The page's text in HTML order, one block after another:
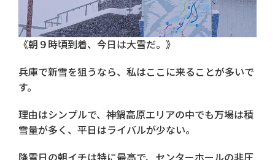
《朝９時頃到着、今日は大雪だ。》
兵庫で新雪を狙うなら、私はここに来ることが多いで
す。
理由はシンプルで、神鍋高原エリアの中でも万場は積
雪量が多く、平日はライバルが少ない。